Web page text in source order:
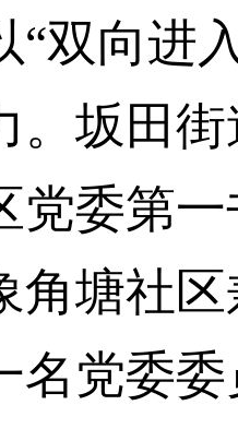
向进入
。坂田
党委第
角塘社
名党委